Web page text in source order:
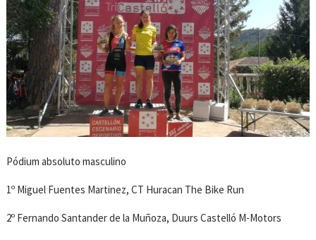
Pódium absoluto masculino
1º Miguel Fuentes Martinez, CT Huracan The Bike Run
2º Fernando Santander de la Muñoza, Duurs Castelló M-Motors